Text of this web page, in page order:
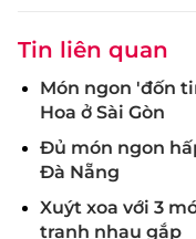
Tin liên quan
Món ngon 'đốn
Hoa ở Sài Gòn
Đủ món ngon
Đà Nẵng
Xuýt xoa với 3
tranh nhau gắp